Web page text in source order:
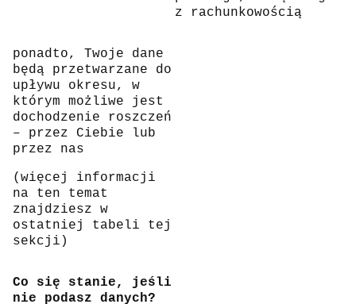
z rachunkowością
ponadto, Twoje dane
będą przetwarzane do
upływu okresu, w
którym możliwe jest
dochodzenie roszczeń
– przez Ciebie lub
przez nas
(więcej informacji
na ten temat
znajdziesz w
ostatniej tabeli tej
sekcji)
Co się stanie, jeśli
nie podasz danych?